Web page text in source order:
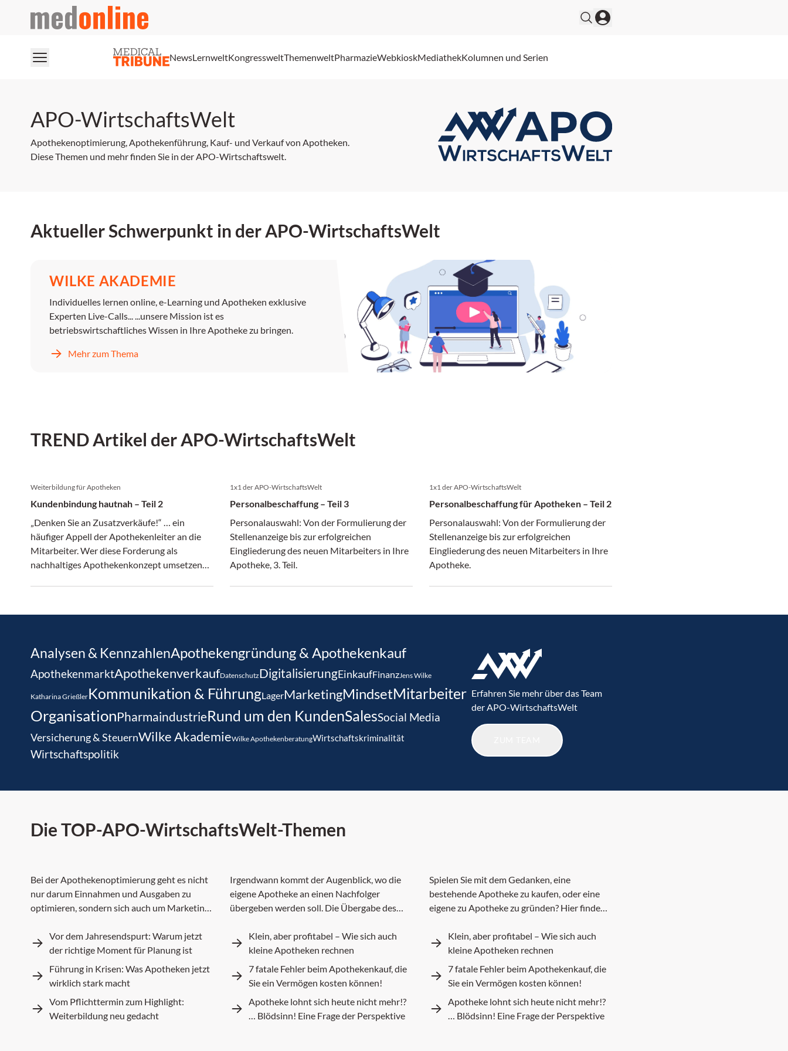
medonline
NewsLernweltKongressweltThemenweltPharmazieWebkioskMediathekKolumnen und Serien
APO-WirtschaftsWelt
Apothekenoptimierung, Apothekenführung, Kauf- und Verkauf von Apotheken.
Diese Themen und mehr finden Sie in der APO-Wirtschaftswelt.
Aktueller Schwerpunkt in der APO-WirtschaftsWelt
WILKE AKADEMIE
Individuelles lernen online, e-Learning und Apotheken exklusive
Experten Live-Calls... ...unsere Mission ist es
betriebswirtschaftliches Wissen in Ihre Apotheke zu bringen.
Mehr zum Thema
TREND Artikel der APO-WirtschaftsWelt
Weiterbildung für Apotheken
Kundenbindung hautnah – Teil 2
„Denken Sie an Zusatzverkäufe!“ … ein
häufiger Appell der Apothekenleiter an die
Mitarbeiter. Wer diese Forderung als
nachhaltiges Apothekenkonzept umsetzen
1x1 der APO-WirtschaftsWelt
Personalbeschaffung – Teil 3
Personalauswahl: Von der Formulierung der
Stellenanzeige bis zur erfolgreichen
Eingliederung des neuen Mitarbeiters in Ihre
Apotheke, 3. Teil.
1x1 der APO-WirtschaftsWelt
Personalbeschaffung für Apotheken – Teil 2
Personalauswahl: Von der Formulierung der
Stellenanzeige bis zur erfolgreichen
Eingliederung des neuen Mitarbeiters in Ihre
Apotheke.
Erfahren Sie mehr über das Team
der APO-WirtschaftsWelt
Analysen & KennzahlenApothekengründung & Apothekenkauf
ApothekenmarktApothekenverkaufDatenschutzDigitalisierungEinkaufFinanzJens Wilke
Katharina GrießlerKommunikation & FührungLagerMarketingMindsetMitarbeiter
OrganisationPharmaindustrieRund um den KundenSalesSocial Media
Versicherung & SteuernWilke AkademieWilke ApothekenberatungWirtschaftskriminalität
Wirtschaftspolitik
Die TOP-APO-WirtschaftsWelt-Themen
Bei der Apothekenoptimierung geht es nicht
nur darum Einnahmen und Ausgaben zu
optimieren, sondern sich auch um Marketing,
Personalführung und vieles mehr.
Vor dem Jahresendspurt: Warum jetzt
der richtige Moment für Planung ist
Führung in Krisen: Was Apotheken jetzt
wirklich stark macht
Vom Pflichttermin zum Highlight:
Weiterbildung neu gedacht
Irgendwann kommt der Augenblick, wo die
eigene Apotheke an einen Nachfolger
übergeben werden soll. Die Übergabe des
Lebenswerkes ist mit etlichen Fragen
verbunden.
Klein, aber profitabel – Wie sich auch
kleine Apotheken rechnen
7 fatale Fehler beim Apothekenkauf, die
Sie ein Vermögen kosten können!
Apotheke lohnt sich heute nicht mehr!?
… Blödsinn! Eine Frage der Perspektive
Spielen Sie mit dem Gedanken, eine
bestehende Apotheke zu kaufen, oder eine
eigene zu Apotheke zu gründen? Hier finden
Klein, aber profitabel – Wie sich auch
kleine Apotheken rechnen
7 fatale Fehler beim Apothekenkauf, die
Sie ein Vermögen kosten können!
Apotheke lohnt sich heute nicht mehr!?
… Blödsinn! Eine Frage der Perspektive